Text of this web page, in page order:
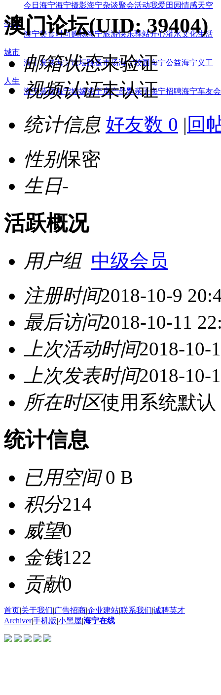
今日海宁海宁摄影海宁杂谈聚会活动我爱田园情感天空
生活
海宁美食时尚购物海宁旅游快乐驿站开心灌水文化生活
城市
海宁发展海宁论坛跳蚤市场海宁校园海宁公益海宁义工
人生
海宁装修海宁婚嫁海宁房产母婴亲子海宁招聘海宁车友会
澳门论坛(UID: 39404)
邮箱状态未验证
视频认证未认证
统计信息 好友数 0 | 回
性别保密
生日-
活跃概况
用户组 中级会员
注册时间2018-10-9
最后访问2018-10-11
上次活动时间2018-10-
上次发表时间2018-10-
所在时区使用系统默认
统计信息
已用空间0 B
积分214
威望0
金钱122
贡献0
首页|关于我们|广告招商|企业建站|联系我们|诚聘英才
Archiver|手机版|小黑屋|海宁在线